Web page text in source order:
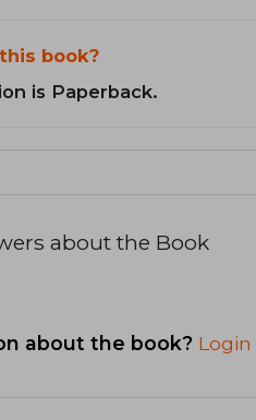
book?
is Paperback.
about the Book
about the book? Login